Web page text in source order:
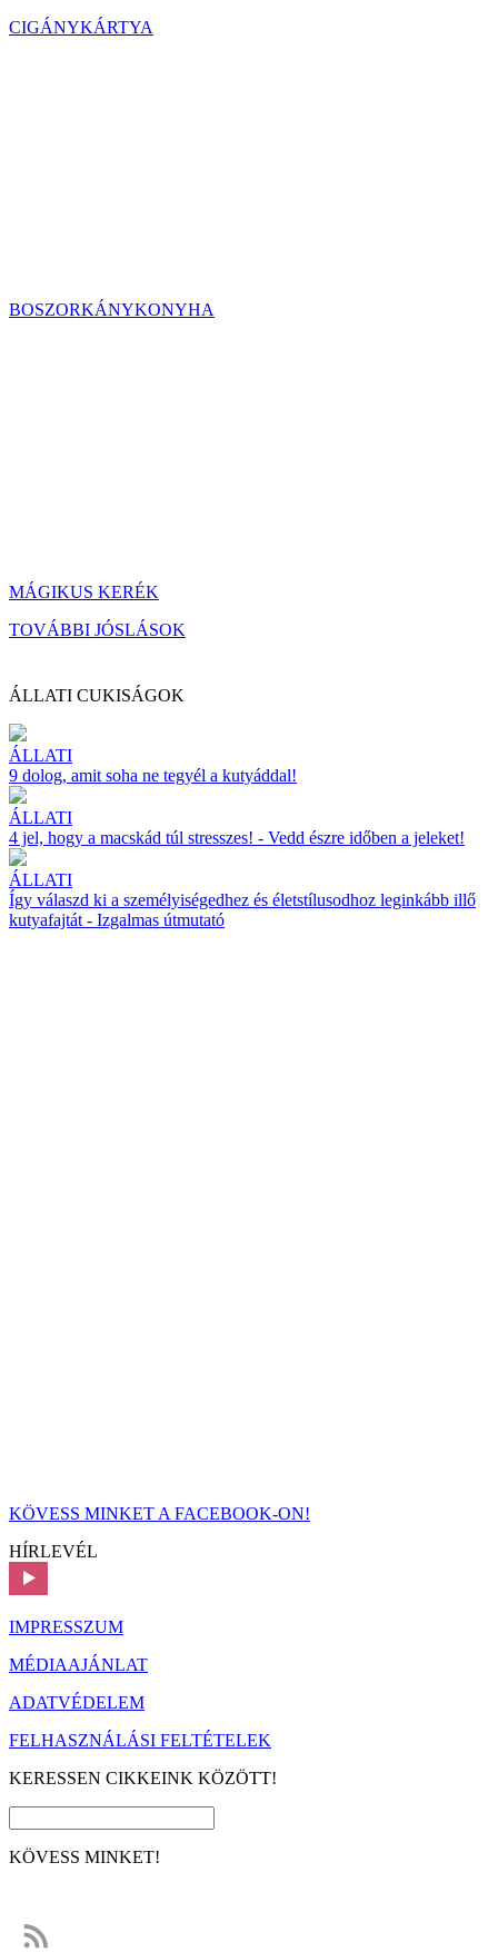
CIGÁNYKÁRTYA
BOSZORKÁNYKONYHA
MÁGIKUS KERÉK
TOVÁBBI JÓSLÁSOK
ÁLLATI CUKISÁGOK
ÁLLATI
9 dolog, amit soha ne tegyél a kutyáddal!
ÁLLATI
4 jel, hogy a macskád túl stresszes! - Vedd észre időben a jeleket!
ÁLLATI
Így válaszd ki a személyiségedhez és életstílusodhoz leginkább illő
kutyafajtát - Izgalmas útmutató
KÖVESS MINKET A FACEBOOK-ON!
HÍRLEVÉL
IMPRESSZUM
MÉDIAAJÁNLAT
ADATVÉDELEM
FELHASZNÁLÁSI FELTÉTELEK
KERESSEN CIKKEINK KÖZÖTT!
KÖVESS MINKET!